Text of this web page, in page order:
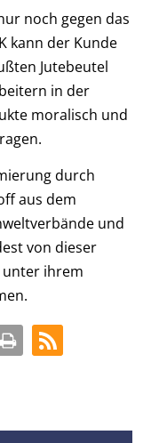
noch gegen das
kann der Kunde
Jutebeutel
in der
moralisch und
durch
aus dem
und
von dieser
unter ihrem